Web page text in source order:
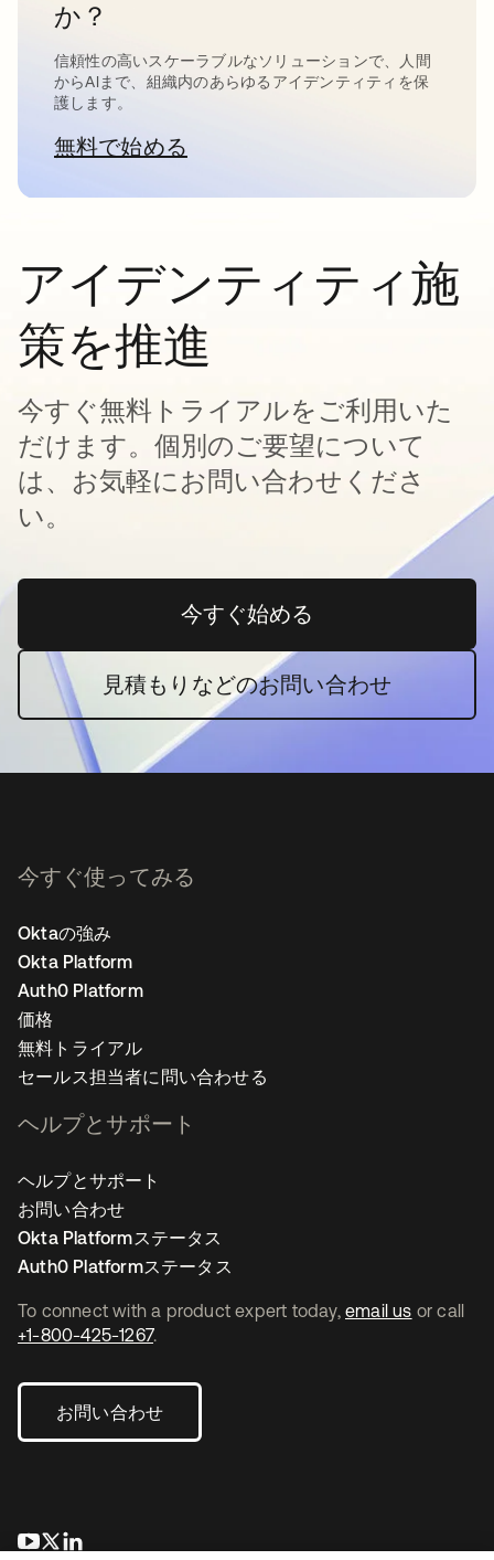
か？
信頼性の高いスケーラブルなソリューションで、人間
からAIまで、組織内のあらゆるアイデンティティを保
護します。
無料で始める新しいタブで開く
アイデンティティ施
策を推進
今すぐ無料トライアルをご利用いた
だけます。個別のご要望について
は、お気軽にお問い合わせくださ
い。
今すぐ始める新しいタブで開く
見積もりなどのお問い合わせ
To connect with a product expert today, email us or call
+1-800-425-1267.
お問い合わせ
新しいタブで開く
新しいタブで開く
今すぐ使ってみる
Oktaの強み
Okta Platform
Auth0 Platform
価格
無料トライアル
セールス担当者に問い合わせる
ヘルプとサポート
ヘルプとサポート
お問い合わせ
Okta Platformステータス
Auth0 Platformステータス